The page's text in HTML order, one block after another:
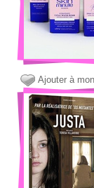
Ajouter à